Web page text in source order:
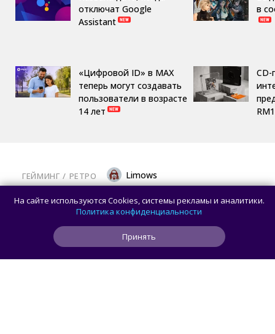
отключат Google
Assistant
«Цифровой ID» в MAX
теперь могут создавать
пользователи в возрасте
14 лет
в
CD-
RM1
ГЕЙМИНГ / РЕТРО Limows
Коллекционеры, готовьте кошельки: Taito
и Famitsu анонсировали трансляцию
о расширении библиотеки аркадной Egret
На сайте используются Cookies, системы рекламы и аналитики.
Политика конфиденциальности
Принять